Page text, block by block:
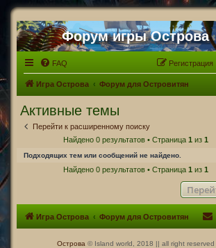
Форум игры Острова
FAQ Регистрация
Игра Острова Форум для Островитян
Активные темы
Перейти к расширенному поиску
Найдено 0 результатов • Страница 1 из 1
Подходящих тем или сообщений не найдено.
Найдено 0 результатов • Страница 1 из 1
Игра Острова Форум для Островитян
Острова © Island world, 2018 || all right reserved